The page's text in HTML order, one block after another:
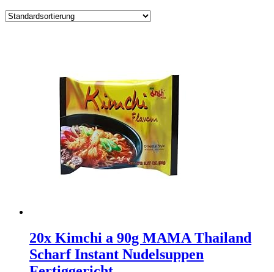
20x Kimchi a 90g MAMA Thailand
Scharf Instant Nudelsuppen